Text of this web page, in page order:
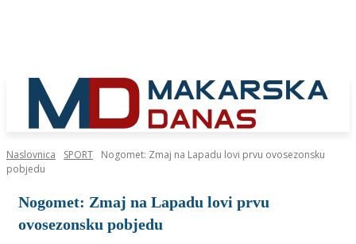
Naslovnica SPORT
Nogomet: Zmaj na Lapadu lovi prvu ovosezonsku
pobjedu
Nogomet: Zmaj na Lapadu lovi prvu
ovosezonsku pobjedu